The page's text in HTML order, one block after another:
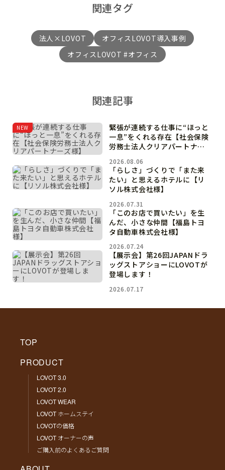
関連タグ
法人×LOVOT
オフィスLOVOT導入事例
オフィスLOVOT #オフィス
関連記事
NEW
緊張が連続する仕事に“ほっと
一息”をくれる存在【社会保険
労務士法人クリアパートナー
2026.08.06
「らしさ」づくりで「また来
たい」と思えるホテルに【リ
ソル株式会社様】
2026.07.31
「このお店で買いたい」を生
んだ、小さな仲間【福島トヨ
タ自動車株式会社様】
2026.07.24
【展示会】第26回JAPANドラ
ッグストアショーにLOVOTが
登場します！
2026.07.17
TOP
PRODUCT
LOVOT 3.0
LOVOT 2.0
LOVOT WEAR
LOVOT ホームステイ
LOVOTの価格
LOVOT オーナーの声
ご購入前のよくあるご質問